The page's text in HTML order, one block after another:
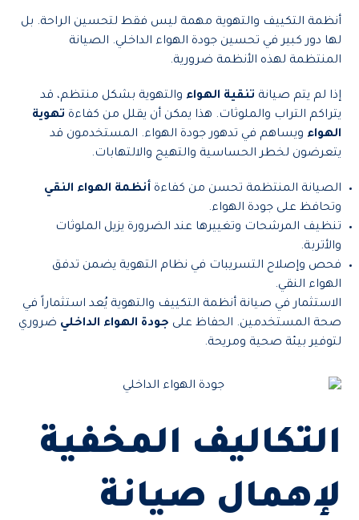
أنظمة التكييف والتهوية مهمة ليس فقط لتحسين الراحة. بل
لها دور كبير في تحسين جودة الهواء الداخلي. الصيانة
المنتظمة لهذه الأنظمة ضرورية.
إذا لم يتم صيانة تنقية الهواء والتهوية بشكل منتظم، قد
يتراكم التراب والملوثات. هذا يمكن أن يقلل من كفاءة تهوية
الهواء ويساهم في تدهور جودة الهواء. المستخدمون قد
يتعرضون لخطر الحساسية والتهيج والالتهابات.
الصيانة المنتظمة تحسن من كفاءة أنظمة الهواء النقي
وتحافظ على جودة الهواء.
تنظيف المرشحات وتغييرها عند الضرورة يزيل الملوثات
والأتربة.
فحص وإصلاح التسريبات في نظام التهوية يضمن تدفق
الهواء النقي.
الاستثمار في صيانة أنظمة التكييف والتهوية يُعد استثماراً في
صحة المستخدمين. الحفاظ على جودة الهواء الداخلي ضروري
لتوفير بيئة صحية ومريحة.
التكاليف المخفية
لإهمال صيانة